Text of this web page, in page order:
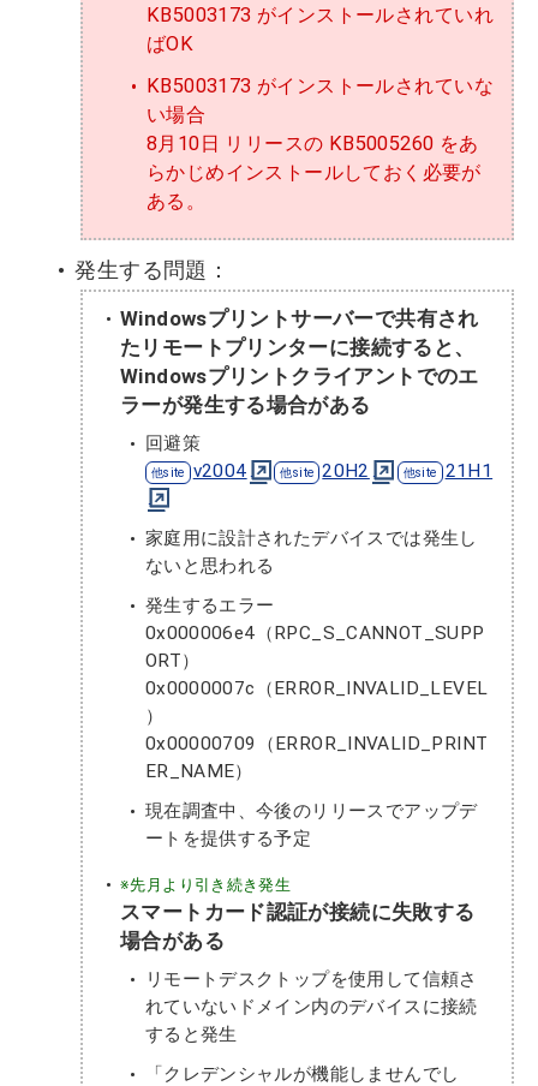
KB5003173 がインストールされていれ
ばOK
KB5003173 がインストールされていな
い場合
8月10日 リリースの KB5005260 をあ
らかじめインストールしておく必要が
ある。
発生する問題：
Windowsプリントサーバーで共有され
たリモートプリンターに接続すると、
Windowsプリントクライアントでのエ
ラーが発生する場合がある
回避策
v2004
20H2 21H1
家庭用に設計されたデバイスでは発生し
ないと思われる
発生するエラー
0x000006e4（RPC_S_CANNOT_SUPP
ORT）
0x0000007c（ERROR_INVALID_LEVEL
）
0x00000709（ERROR_INVALID_PRINT
ER_NAME）
現在調査中、今後のリリースでアップデ
ートを提供する予定
※先月より引き続き発生
スマートカード認証が接続に失敗する
場合がある
リモートデスクトップを使用して信頼さ
れていないドメイン内のデバイスに接続
すると発生
「クレデンシャルが機能しませんでし